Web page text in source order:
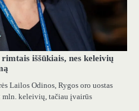
iššūkiais, nes keleivių
Lailos Odinos, Rygos oro uostas
mln. keleivių, tačiau įvairūs